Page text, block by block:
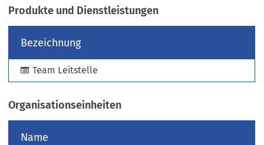
n
e
n
T
a
)
Produkte und Dienstleistungen
Bezeichnung
Team Leitstelle
Organisationseinheiten
Name